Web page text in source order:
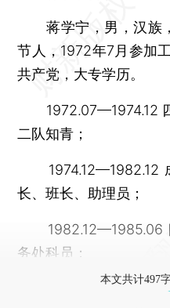
蒋学宁，男，汉族
节人，1972年7月参加
共产党，大专学历。
1972.07—1974.12
二队知青；
1974.12—1982.12
长、班长、助理员；
1982.12—1985.06
务处科员；
本文共计497